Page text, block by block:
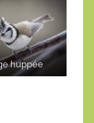
huppée